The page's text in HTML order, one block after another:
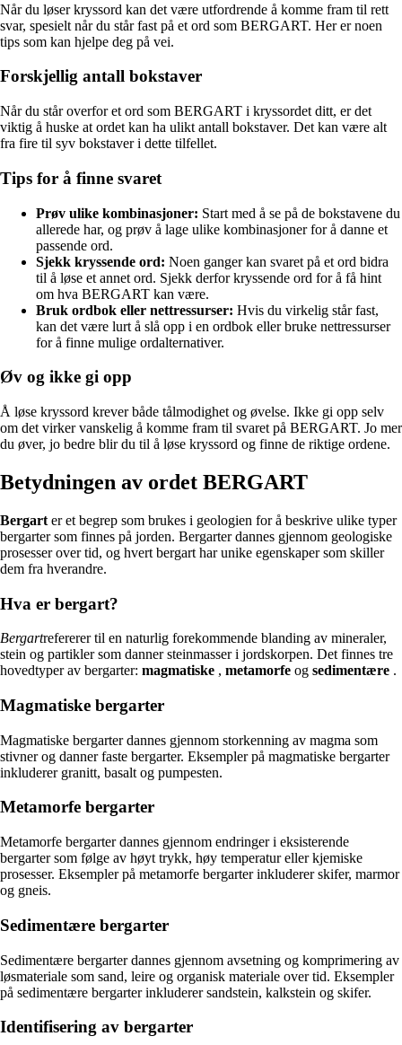
Når du løser kryssord kan det være utfordrende å komme fram til rett
svar, spesielt når du står fast på et ord som BERGART. Her er noen
tips som kan hjelpe deg på vei.
Forskjellig antall bokstaver
Når du står overfor et ord som BERGART i kryssordet ditt, er det
viktig å huske at ordet kan ha ulikt antall bokstaver. Det kan være alt
fra fire til syv bokstaver i dette tilfellet.
Tips for å finne svaret
Prøv ulike kombinasjoner: Start med å se på de bokstavene du
allerede har, og prøv å lage ulike kombinasjoner for å danne et
passende ord.
Sjekk kryssende ord: Noen ganger kan svaret på et ord bidra
til å løse et annet ord. Sjekk derfor kryssende ord for å få hint
om hva BERGART kan være.
Bruk ordbok eller nettressurser: Hvis du virkelig står fast,
kan det være lurt å slå opp i en ordbok eller bruke nettressurser
for å finne mulige ordalternativer.
Øv og ikke gi opp
Å løse kryssord krever både tålmodighet og øvelse. Ikke gi opp selv
om det virker vanskelig å komme fram til svaret på BERGART. Jo mer
du øver, jo bedre blir du til å løse kryssord og finne de riktige ordene.
Betydningen av ordet BERGART
Bergart er et begrep som brukes i geologien for å beskrive ulike typer
bergarter som finnes på jorden. Bergarter dannes gjennom geologiske
prosesser over tid, og hvert bergart har unike egenskaper som skiller
dem fra hverandre.
Hva er bergart?
Bergartrefererer til en naturlig forekommende blanding av mineraler,
stein og partikler som danner steinmasser i jordskorpen. Det finnes tre
hovedtyper av bergarter: magmatiske , metamorfe og sedimentære .
Magmatiske bergarter
Magmatiske bergarter dannes gjennom storkenning av magma som
stivner og danner faste bergarter. Eksempler på magmatiske bergarter
inkluderer granitt, basalt og pumpesten.
Metamorfe bergarter
Metamorfe bergarter dannes gjennom endringer i eksisterende
bergarter som følge av høyt trykk, høy temperatur eller kjemiske
prosesser. Eksempler på metamorfe bergarter inkluderer skifer, marmor
og gneis.
Sedimentære bergarter
Sedimentære bergarter dannes gjennom avsetning og komprimering av
løsmateriale som sand, leire og organisk materiale over tid. Eksempler
på sedimentære bergarter inkluderer sandstein, kalkstein og skifer.
Identifisering av bergarter